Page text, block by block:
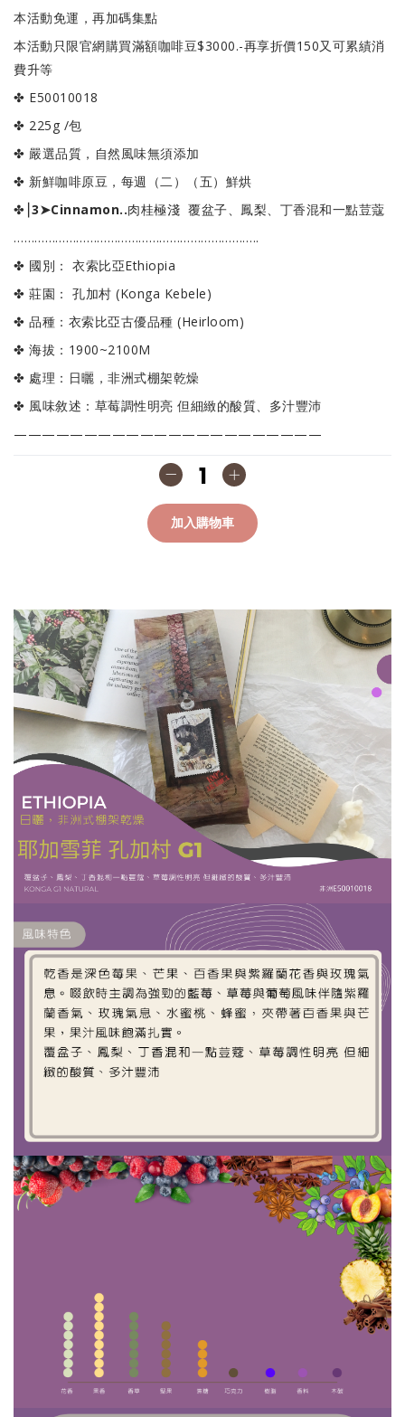
本活動免運，再加碼集點
本活動只限官網購買滿額咖啡豆$3000.-再享折價150又可累績消
費升等
✤ E50010018
✤ 225g /包
✤ 嚴選品質，自然風味無須添加
✤ 新鮮咖啡原豆，每週（二）（五）鮮烘
✤⎮ 3➤Cinnamon..肉桂極淺 覆盆子、鳳梨、丁香混和一點荳蔻
……………………………………………………………..
✤ 國別： 衣索比亞Ethiopia
✤ 莊園： 孔加村 (Konga Kebele)
✤ 品種：衣索比亞古優品種 (Heirloom)
✤ 海拔：1900~2100M
✤ 處理：日曬，非洲式棚架乾燥
✤ 風味敘述：草莓調性明亮 但細緻的酸質、多汁豐沛
——————————————————————
加入購物車